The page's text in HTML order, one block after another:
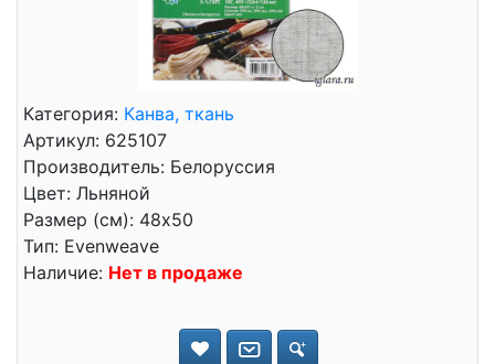
Категория: Канва, ткань
Артикул: 625107
Производитель: Белоруссия
Цвет: Льняной
Размер (см): 48x50
Тип: Evenweave
Наличие: Нет в продаже